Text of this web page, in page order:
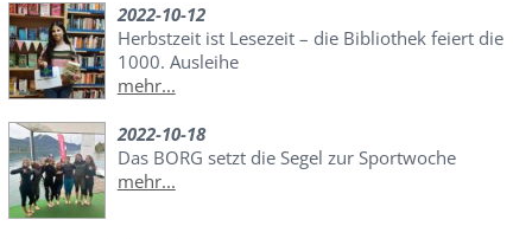
2022-10-12
Herbstzeit ist Lesezeit – die Bibliothek feiert die
1000. Ausleihe
mehr...
2022-10-18
Das BORG setzt die Segel zur Sportwoche
mehr...